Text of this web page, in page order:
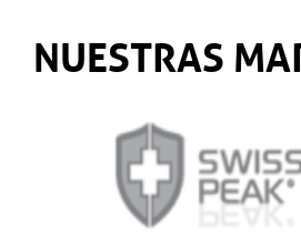
NUESTRAS